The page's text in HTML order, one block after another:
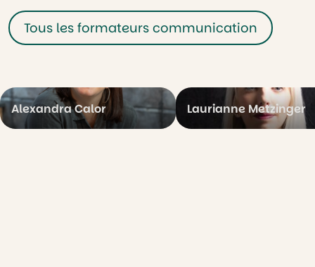
Tous les formateurs communication
Alexandra Calor Laurianne Metzinger